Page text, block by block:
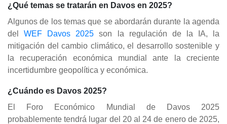
¿Qué temas se tratarán en Davos en 2025?
Algunos de los temas que se abordarán durante la agenda
delWEF Davos 2025 son la regulación de la IA, la
mitigación del cambio climático, el desarrollo sostenible y
la recuperación económica mundial ante la creciente
incertidumbre geopolítica y económica.
¿Cuándo es Davos 2025?
El Foro Económico Mundial de Davos 2025
probablemente tendrá lugar del 20 al 24 de enero de 2025,